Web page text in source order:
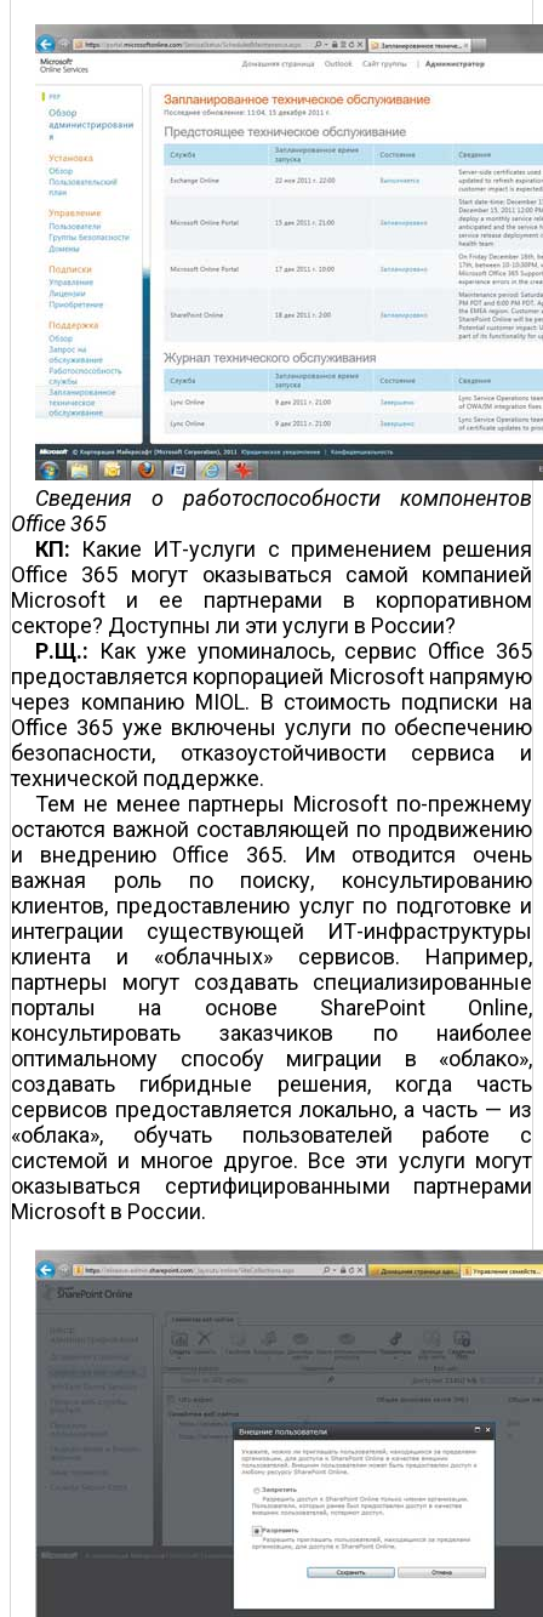
Сведения о работоспособности компонентов
Office 365
КП: Какие ИТ-услуги с применением решения
Office 365 могут оказываться самой компанией
Microsoft и ее партнерами в корпоративном
секторе? Доступны ли эти услуги в России?
Р.Щ.: Как уже упоминалось, сервис Office 365
предоставляется корпорацией Microsoft напрямую
через компанию MIOL. В стоимость подписки на
Office 365 уже включены услуги по обеспечению
безопасности, отказоустойчивости сервиса и
технической поддержке.
Тем не менее партнеры Microsoft по-прежнему
остаются важной составляющей по продвижению
и внедрению Office 365. Им отводится очень
важная роль по поиску, консультированию
клиентов, предоставлению услуг по подготовке и
интеграции существующей ИТ-инфраструктуры
клиента и «облачных» сервисов. Например,
партнеры могут создавать специализированные
порталы на основе SharePoint Online,
консультировать заказчиков по наиболее
оптимальному способу миграции в «облако»,
создавать гибридные решения, когда часть
сервисов предоставляется локально, а часть — из
«облака», обучать пользователей работе с
системой и многое другое. Все эти услуги могут
оказываться сертифицированными партнерами
Microsoft в России.